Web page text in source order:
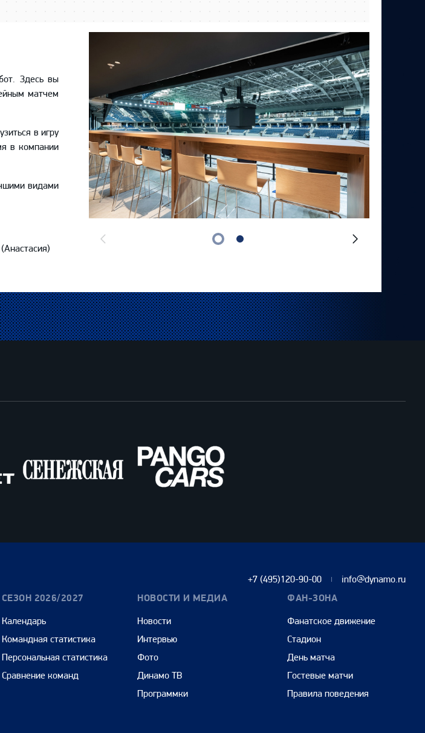
Здесь вы
матчем
в игру
в компании
видами
(Анастасия)
Предыдущий
Следующий
+7 (495)120-90-00 info@dynamo.ru
СЕЗОН 2026/2027
Календарь
Командная статистика
Персональная статистика
Сравнение команд
НОВОСТИ И МЕДИА
Новости
Интервью
Фото
Динамо ТВ
Программки
ФАН-ЗОНА
Фанатское движение
Стадион
День матча
Гостевые матчи
Правила поведения